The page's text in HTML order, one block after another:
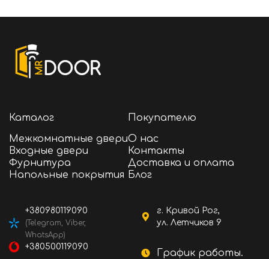
Каталог
Межкомнатные двери
Входные двери
Фурнитура
Напольные покрытия
Покупателю
О нас
Контакты
Доставка и оплата
Блог
г. Кривой Рог,
ул. Летчиков 9
График работы.
+380980119090
(Telegram, Viber,
WhatsApp)
+380500119090